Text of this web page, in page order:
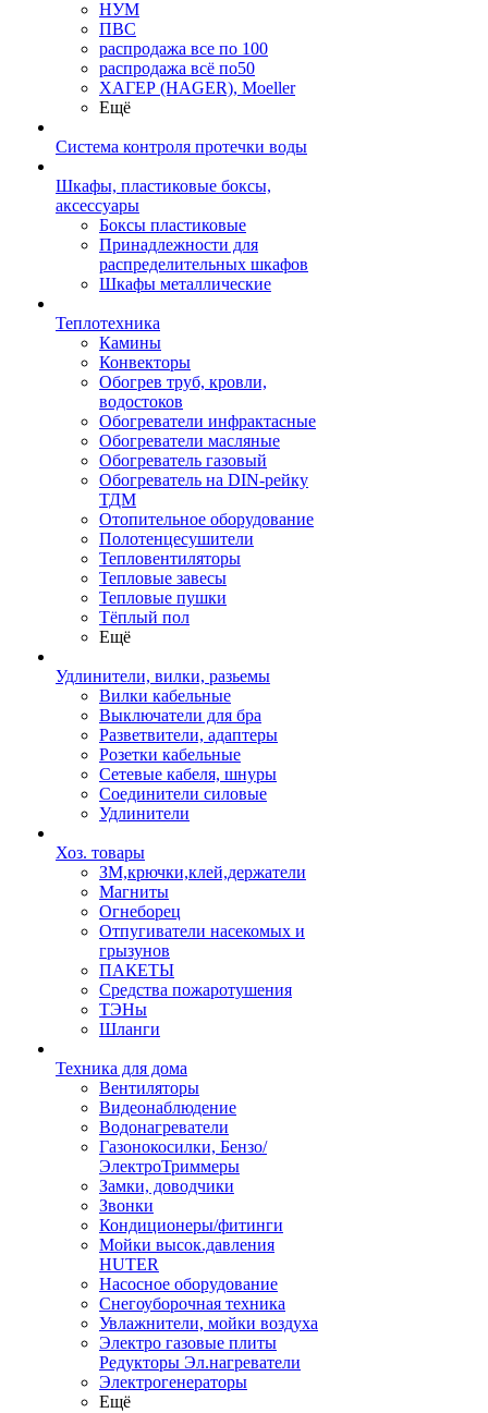
НУМ
ПВС
распродажа все по 100
распродажа всё по50
ХАГЕР (HAGER), Moeller
Ещё
Система контроля протечки воды
Шкафы, пластиковые боксы,
аксессуары
Боксы пластиковые
Принадлежности для
распределительных шкафов
Шкафы металлические
Теплотехника
Камины
Конвекторы
Обогрев труб, кровли,
водостоков
Обогреватели инфрактасные
Обогреватели масляные
Обогреватель газовый
Обогреватель на DIN-рейку
ТДМ
Отопительное оборудование
Полотенцесушители
Тепловентиляторы
Тепловые завесы
Тепловые пушки
Тёплый пол
Ещё
Удлинители, вилки, разьемы
Вилки кабельные
Выключатели для бра
Разветвители, адаптеры
Розетки кабельные
Сетевые кабеля, шнуры
Соединители силовые
Удлинители
Хоз. товары
ЗМ,крючки,клей,держатели
Магниты
Огнеборец
Отпугиватели насекомых и
грызунов
ПАКЕТЫ
Средства пожаротушения
ТЭНы
Шланги
Техника для дома
Вентиляторы
Видеонаблюдение
Водонагреватели
Газонокосилки, Бензо/
ЭлектроТриммеры
Замки, доводчики
Звонки
Кондиционеры/фитинги
Мойки высок.давления
HUTER
Насосное оборудование
Снегоуборочная техника
Увлажнители, мойки воздуха
Электро газовые плиты
Редукторы Эл.нагреватели
Электрогенераторы
Ещё